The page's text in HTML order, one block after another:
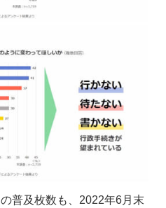
普及枚数も、2022年6月末